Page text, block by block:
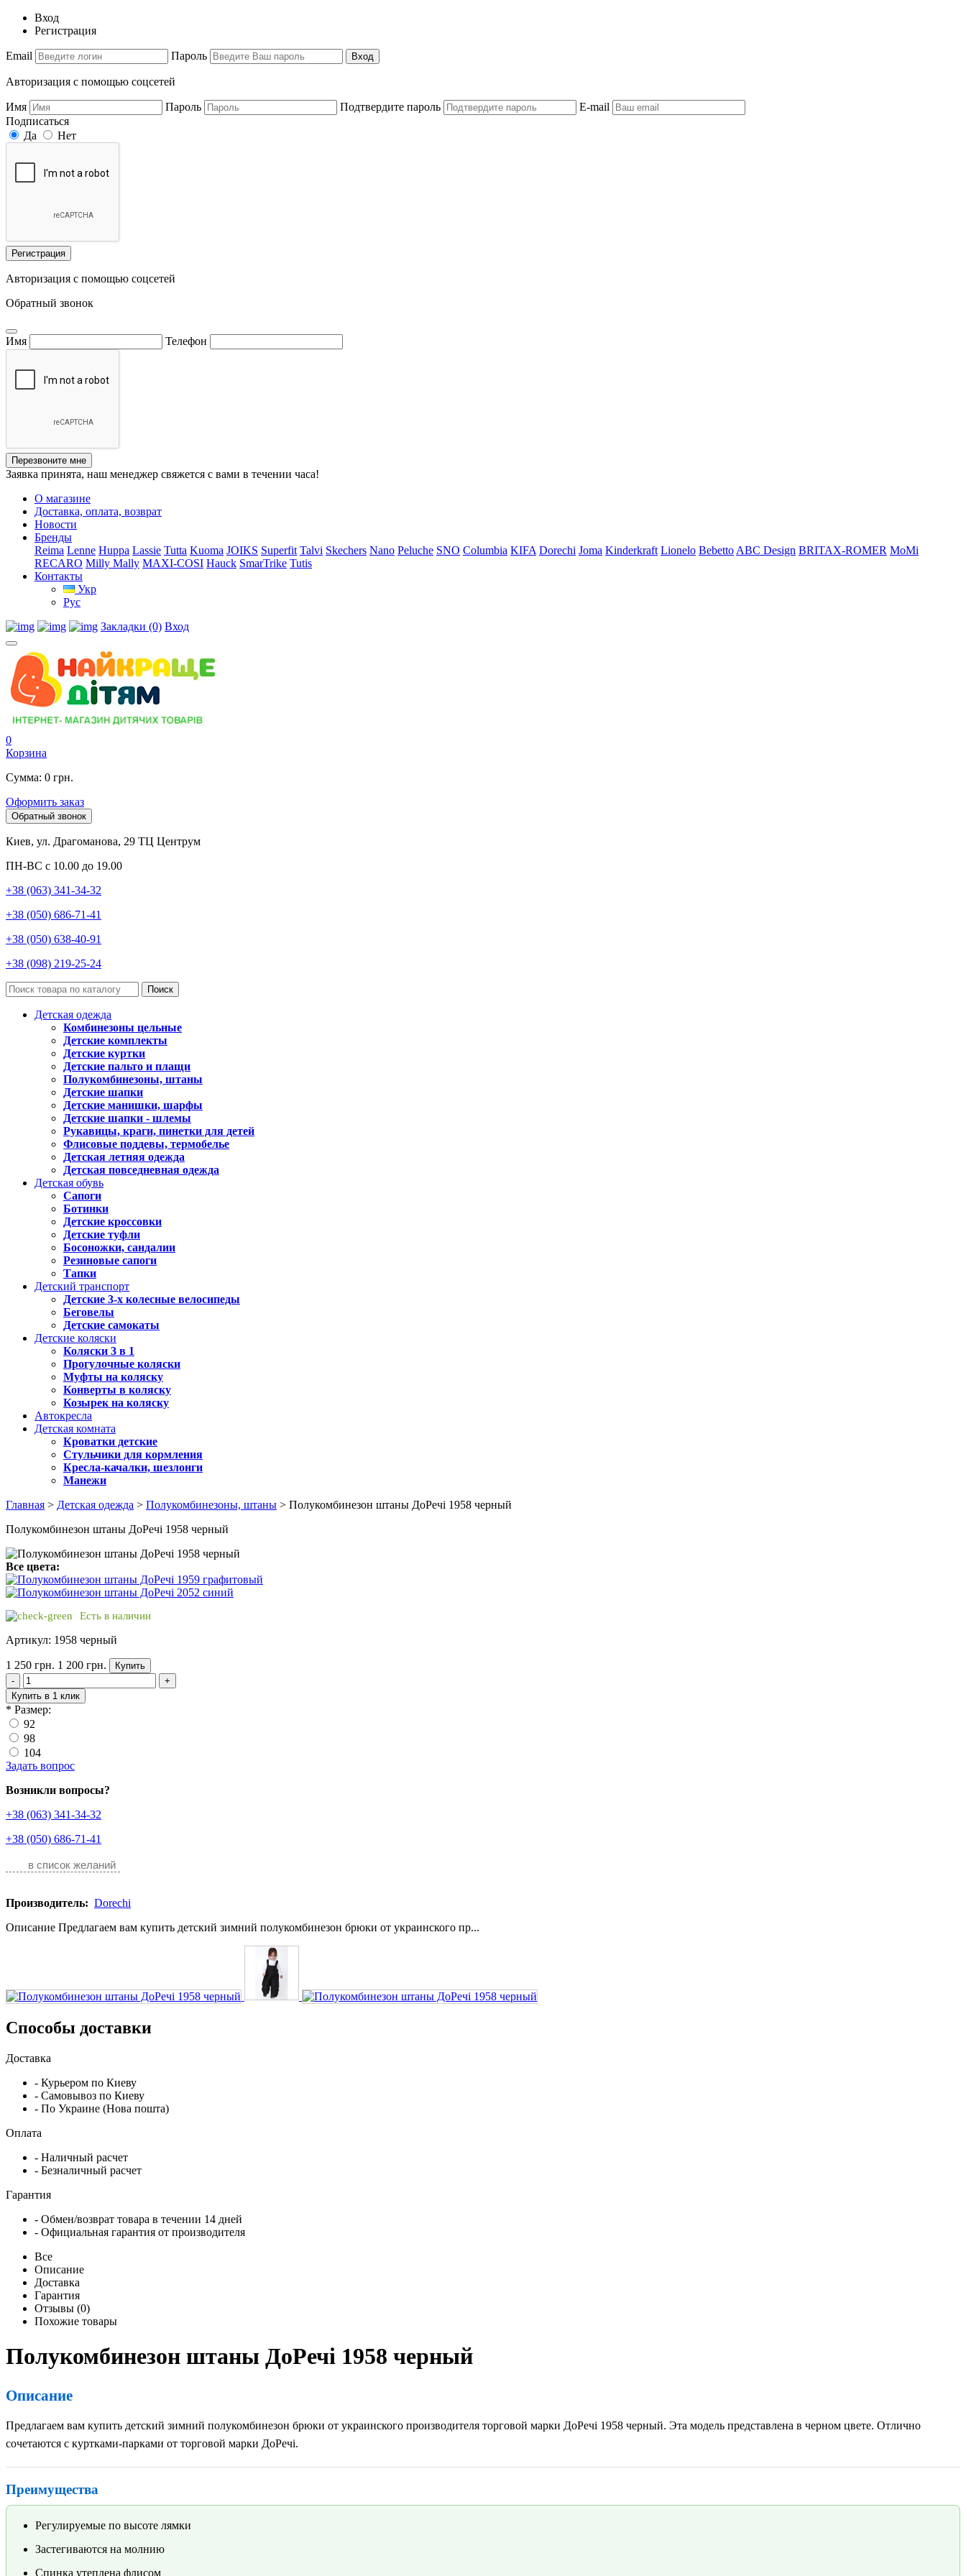
Вход
Регистрация
Email Пароль Вход
Авторизация с помощью соцсетей
Имя Пароль Подтвердите пароль
E-mail
Подписаться
Да
Нет
Регистрация
Авторизация с помощью соцсетей
Обратный звонок
Имя Телефон
Перезвоните мне
Заявка принята, наш менеджер свяжется с вами в течении часа!
О магазине
Доставка, оплата, возврат
Новости
Бренды
Reima Lenne Huppa Lassie Tutta Kuoma JOIKS Superfit Talvi Skechers Nano Peluche SNO Columbia KIFA Dorechi Joma Kinderkraft Lionelo Bebetto ABC Design BRITAX-ROMER MoMi
RECARO Milly Mally MAXI-COSI Hauck SmarTrike Tutis
Контакты
Укр
Рус
Закладки (0) Вход
0
Корзина
Сумма: 0 грн.
Оформить заказ
Обратный звонок
Киев, ул. Драгоманова, 29 ТЦ Центрум
ПН-ВС с 10.00 до 19.00
+38 (063) 341-34-32
+38 (050) 686-71-41
+38 (050) 638-40-91
+38 (098) 219-25-24
Поиск
Детская одежда
Комбинезоны цельные
Детские комплекты
Детские куртки
Детские пальто и плащи
Полукомбинезоны, штаны
Детские шапки
Детские манишки, шарфы
Детские шапки - шлемы
Рукавицы, краги, пинетки для детей
Флисовые поддевы, термобелье
Детская летняя одежда
Детская повседневная одежда
Детская обувь
Сапоги
Ботинки
Детские кроссовки
Детские туфли
Босоножки, сандалии
Резиновые сапоги
Тапки
Детский транспорт
Детские 3-х колесные велосипеды
Беговелы
Детские самокаты
Детские коляски
Коляски 3 в 1
Прогулочные коляски
Муфты на коляску
Конверты в коляску
Козырек на коляску
Автокресла
Детская комната
Кроватки детские
Стульчики для кормления
Кресла-качалки, шезлонги
Манежи
Главная > Детская одежда > Полукомбинезоны, штаны > Полукомбинезон штаны ДоРечі 1958 черный
Полукомбинезон штаны ДоРечі 1958 черный
Все цвета:
Есть в наличии
Артикул: 1958 черный
1 250 грн. 1 200 грн.
Купить
-
+
Купить в 1 клик
* Размер:
92
98
104
Задать вопрос
Возникли вопросы?
+38 (063) 341-34-32
+38 (050) 686-71-41
в список желаний
Производитель: Dorechi
Описание Предлагаем вам купить детский зимний полукомбинезон брюки от украинского пр...
Способы доставки
Доставка
- Курьером по Киеву
- Самовывоз по Киеву
- По Украине (Нова пошта)
Оплата
- Наличный расчет
- Безналичный расчет
Гарантия
- Обмен/возврат товара в течении 14 дней
- Официальная гарантия от производителя
Все
Описание
Доставка
Гарантия
Отзывы (0)
Похожие товары
Полукомбинезон штаны ДоРечі 1958 черный
Описание
Предлагаем вам купить детский зимний полукомбинезон брюки от украинского производителя торговой марки ДоРечі 1958 черный. Эта модель представлена в черном цвете. Отлично
сочетаются с куртками-парками от торговой марки ДоРечі.
Преимущества
Регулируемые по высоте лямки
Застегиваются на молнию
Спинка утеплена флисом